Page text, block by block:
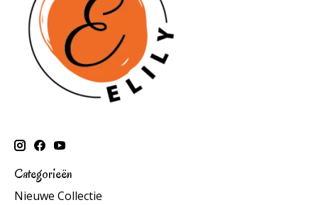
Categorieën
Nieuwe Collectie